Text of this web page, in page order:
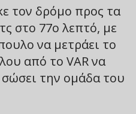
τον δρόμο προς τα
στο 77ο λεπτό, με
να μετράει το
από το VAR να
σώσει την ομάδα του